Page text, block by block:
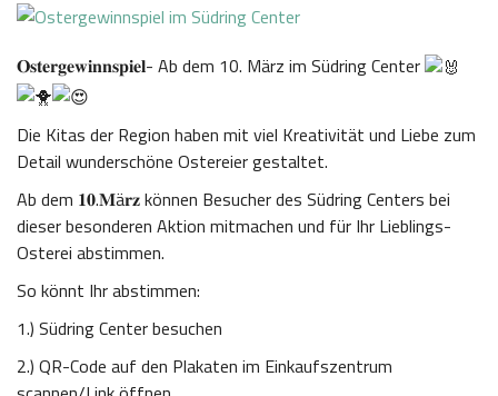
𝐎𝐬𝐭𝐞𝐫𝐠𝐞𝐰𝐢𝐧𝐧𝐬𝐩𝐢𝐞𝐥- Ab dem 10. März im Südring Center
Die Kitas der Region haben mit viel Kreativität und Liebe zum
Detail wunderschöne Ostereier gestaltet.
Ab dem 𝟏𝟎.𝐌ä𝐫𝐳 können Besucher des Südring Centers bei
dieser besonderen Aktion mitmachen und für Ihr Lieblings-
Osterei abstimmen.
So könnt Ihr abstimmen:
1.) Südring Center besuchen
2.) QR-Code auf den Plakaten im Einkaufszentrum